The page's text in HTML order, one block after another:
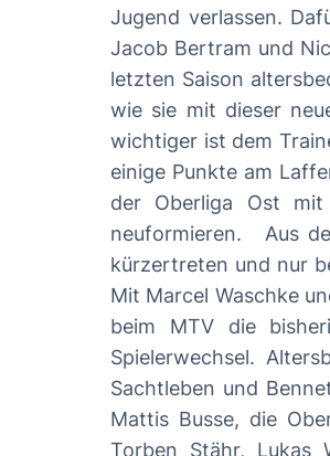
Jugend verlassen.
Jacob Bertram und Nico
letzten Saison
wie sie mit dieser neuen Situation umgehen. Ziel in der Saison
wichtiger ist dem
einige Punkte am Lafferder Busch zu
der Oberliga Ost mit
neuformieren. Aus dem Trainerteam verabschiedete sich studienbedingt Simon Reinecke. Zudem wird Jan-Bennet Kanning etwas
kürzertreten und nur
Mit Marcel Waschke
beim MTV die bisherige
Spielerwechsel.
Sachtleben und
Mattis Busse, die
Torben Stähr, Lukas